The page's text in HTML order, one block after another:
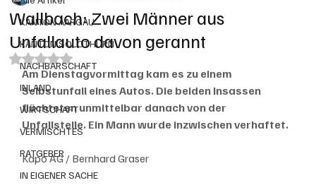
KANTON AARGAU
KANTON SOLOTHURN
NACHBARSCHAFT
INLAND
WIRTSCHAFT
VERMISCHTES
RATGEBER
IN EIGENER SACHE
Wallbach: Zwei Männer aus
Unfallauto davon gerannt
Mit NaN von 5 Sternen bewertet.
Am Dienstagvormittag kam es zu einem
Selbstunfall eines Autos. Die beiden Insassen
flüchteten unmittelbar danach von der
Unfallstelle. Ein Mann wurde inzwischen verhaftet.
Kapo AG / Bernhard Graser